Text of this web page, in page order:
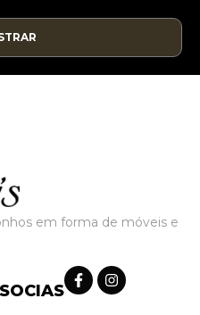
em forma de móveis e